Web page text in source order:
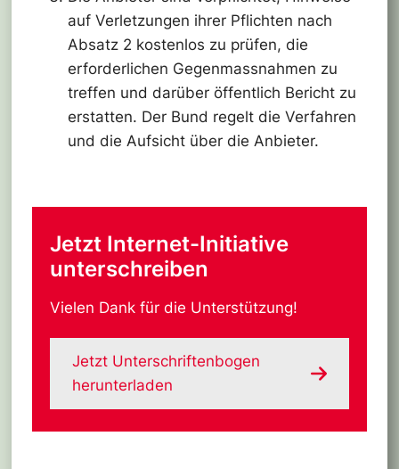
auf Verletzungen ihrer Pflichten nach
Absatz 2 kostenlos zu prüfen, die
erforderlichen Gegenmassnahmen zu
treffen und darüber öffentlich Bericht zu
erstatten. Der Bund regelt die Verfahren
und die Aufsicht über die Anbieter.
Jetzt Internet-Initiative
unterschreiben
Vielen Dank für die Unterstützung!
Jetzt Unterschriftenbogen
herunterladen